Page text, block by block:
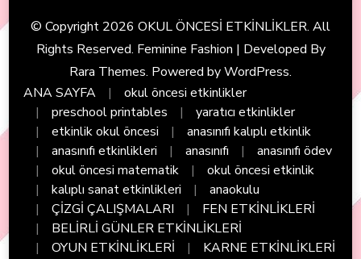
© Copyright 2026 OKUL ÖNCESİ ETKİNLİKLER. All
Rights Reserved. Feminine Fashion | Developed By
Rara Themes. Powered byWordPress.
ANA SAYFA
okul öncesi etkinlikler
preschool printables
yaratıcı etkinlikler
etkinlik okul öncesi
anasınıfı kalıplı etkinlik
anasınıfı etkinlikleri
anasınıfı
anasınıfı ödev
okul öncesi matematik
okul öncesi etkinlik
kalıplı sanat etkinlikleri
anaokulu
ÇİZGİ ÇALIŞMALARI
FEN ETKİNLİKLERİ
BELİRLİ GÜNLER ETKİNLİKLERİ
OYUN ETKİNLİKLERİ
KARNE ETKİNLİKLERİ